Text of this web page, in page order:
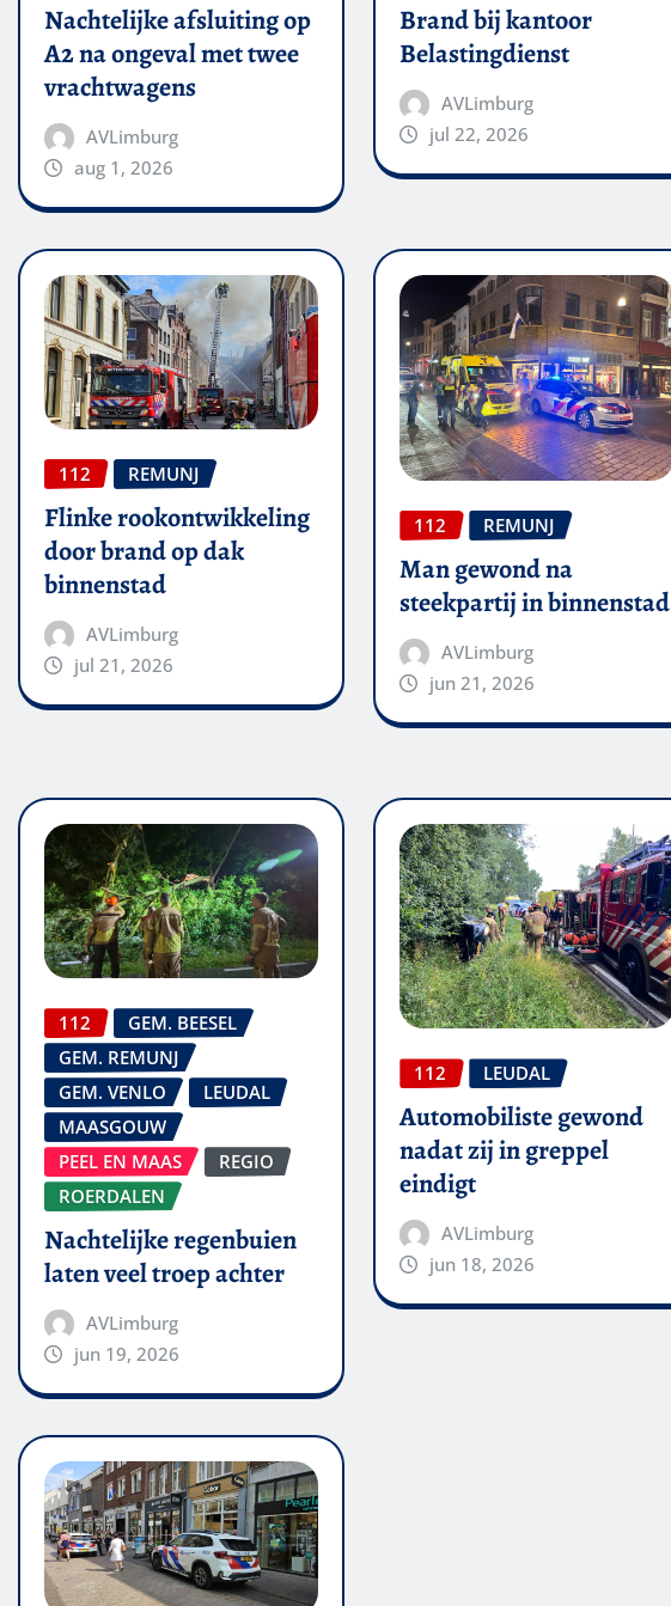
Nachtelijke afsluiting op
A2 na ongeval met twee
vrachtwagens
AVLimburg
aug 1, 2026
Brand bij kantoor
Belastingdienst
AVLimburg
jul 22, 2026
112 REMUNJ
Flinke rookontwikkeling
door brand op dak
binnenstad
AVLimburg
jul 21, 2026
112 REMUNJ
Man gewond na
steekpartij in binnenstad
AVLimburg
jun 21, 2026
112
GEM. BEESEL
GEM. REMUNJ
GEM. VENLO
LEUDAL
MAASGOUW
PEEL EN MAAS
REGIO
ROERDALEN
Nachtelijke regenbuien
laten veel troep achter
AVLimburg
jun 19, 2026
112 LEUDAL
Automobiliste gewond
nadat zij in greppel
eindigt
AVLimburg
jun 18, 2026